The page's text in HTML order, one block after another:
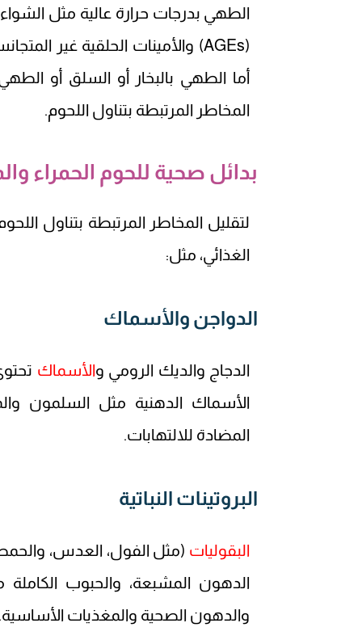
الطهي بدرجات حرارة عالية مثل
أما الطهي بالبخار أو السلق أو
المخاطر المرتبطة بتناول اللحوم.
بدائل صحية للحوم الحمراء
لتقليل المخاطر المرتبطة بتناول
الغذائي، مثل:
الدواجن والأسماك
الدجاج والديك الرومي والأسماك
المضادة للالتهابات.
البروتينات النباتية
البقوليات (مثل الفول، العدس،
الدهون المشبعة، والحبوب الكاملة
والدهون الصحية والمغذيات